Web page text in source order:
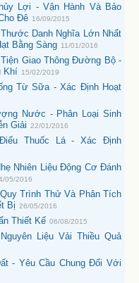
Lợi - Vận Hành Và Bảo
Đê 16/09/2015
Danh Nghĩa Lớn Nhất
Bằng Sàng 11/01/2016
Giao Thông Đường Bộ -
Khí 15/02/2019
Từ Sữa - Xác Định Hoạt
Nước - Phân Loại Sinh
Giải 22/01/2016
Thuốc Lá - Xác Định
Nhiên Liệu Động Cơ Đánh
05/2016
Trình Thử Và Phân Tích
Bị 26/05/2016
Thiết Kế 06/08/2015
Liệu Vải Thiều Quả
- Yêu Cầu Chung Đối Với